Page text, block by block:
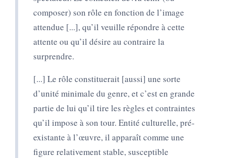
composer) son rôle en fonction de l’image
attendue [...], qu’il veuille répondre à cette
attente ou qu’il désire au contraire la
surprendre.
[...] Le rôle constituerait [aussi] une sorte
d’unité minimale du genre, et c’est en grande
partie de lui qu’il tire les règles et contraintes
qu’il impose à son tour. Entité culturelle, pré-
existante à l’œuvre, il apparaît comme une
figure relativement stable, susceptible